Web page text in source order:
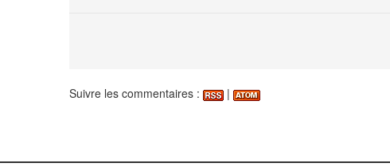
Suivre les commentaires : |